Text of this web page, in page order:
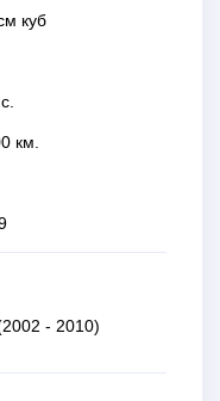
куб
км.
- 2010)